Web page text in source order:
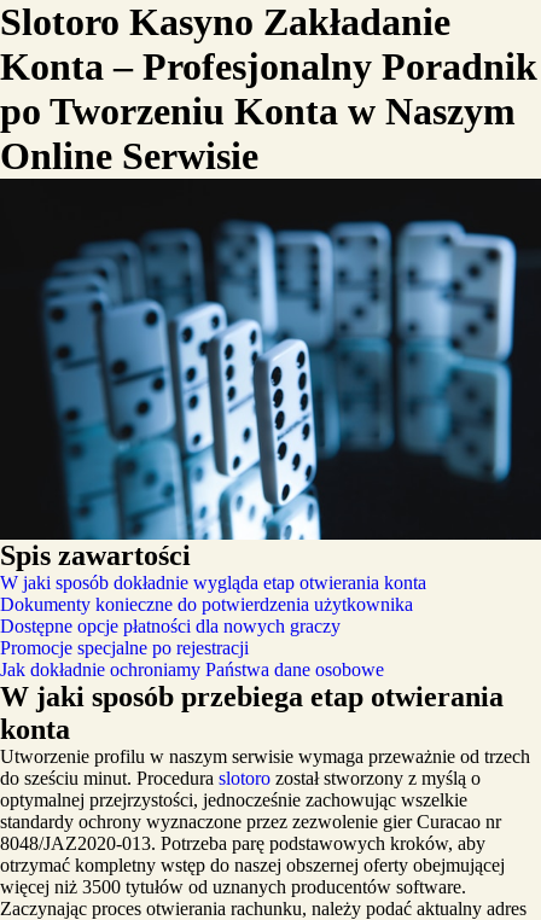
Slotoro Kasyno Zakładanie
Konta – Profesjonalny Poradnik
po Tworzeniu Konta w Naszym
Online Serwisie
Spis zawartości
W jaki sposób dokładnie wygląda etap otwierania konta
Dokumenty konieczne do potwierdzenia użytkownika
Dostępne opcje płatności dla nowych graczy
Promocje specjalne po rejestracji
Jak dokładnie ochroniamy Państwa dane osobowe
W jaki sposób przebiega etap otwierania
konta
Utworzenie profilu w naszym serwisie wymaga przeważnie od trzech
do sześciu minut. Procedura slotoro został stworzony z myślą o
optymalnej przejrzystości, jednocześnie zachowując wszelkie
standardy ochrony wyznaczone przez zezwolenie gier Curacao nr
8048/JAZ2020-013. Potrzeba parę podstawowych kroków, aby
otrzymać kompletny wstęp do naszej obszernej oferty obejmującej
więcej niż 3500 tytułów od uznanych producentów software.
Zaczynając proces otwierania rachunku, należy podać aktualny adres